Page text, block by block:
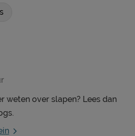
weten over slapen? Lees dan